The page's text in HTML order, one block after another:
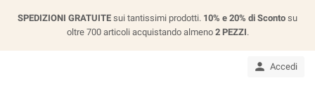
SPEDIZIONI GRATUITE sui tantissimi prodotti. 10% e 20% di Sconto su
oltre 700 articoli acquistando almeno 2 PEZZI.
 Accedi